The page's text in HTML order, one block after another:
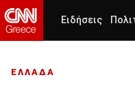
Ειδήσεις
ΕΛΛΑΔΑ